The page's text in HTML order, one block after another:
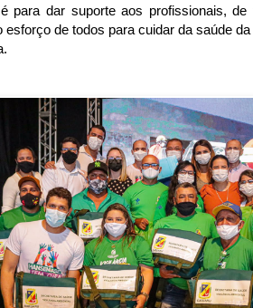
para dar suporte aos profissionais,
esforço de todos para cuidar da saúde